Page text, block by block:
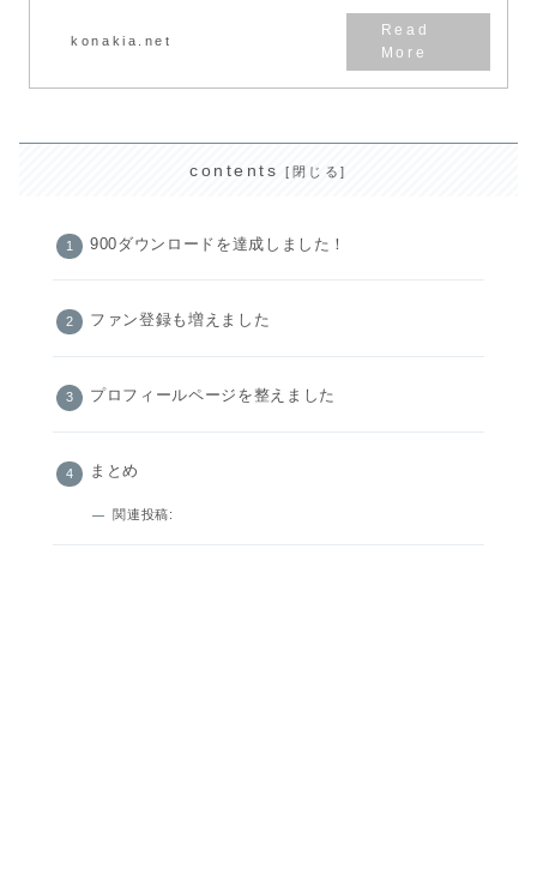
konakia.net
contents
900ダウンロードを達成しました！
ファン登録も増えました
プロフィールページを整えました
まとめ
関連投稿: